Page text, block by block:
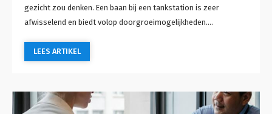
gezicht zou denken. Een baan bij een tankstation is zeer
afwisselend en biedt volop doorgroeimogelijkheden....
LEES ARTIKEL